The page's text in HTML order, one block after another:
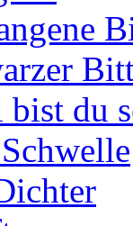
bist du